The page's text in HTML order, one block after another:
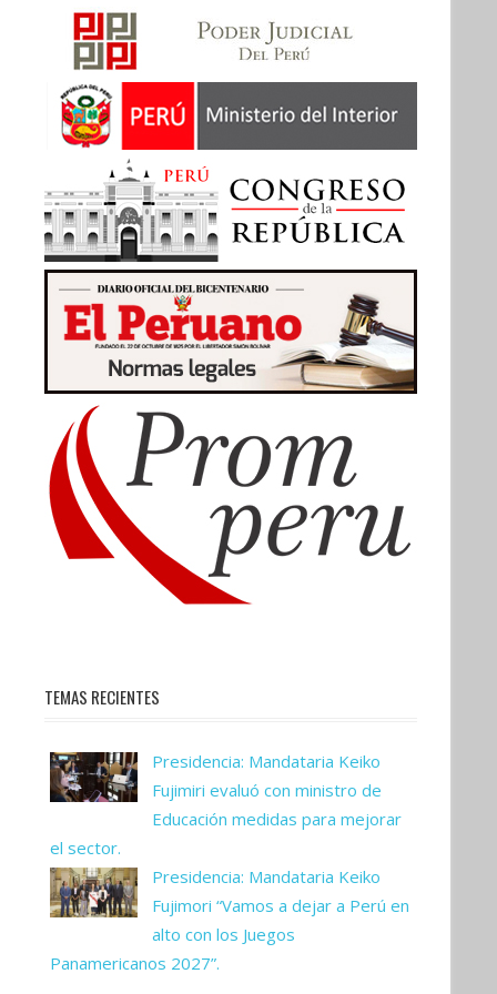
TEMAS RECIENTES
Presidencia: Mandataria Keiko
Fujimiri evaluó con ministro de
Educación medidas para mejorar
el sector.
Presidencia: Mandataria Keiko
Fujimori “Vamos a dejar a Perú en
alto con los Juegos
Panamericanos 2027”.